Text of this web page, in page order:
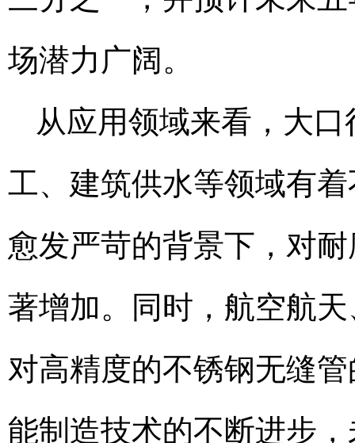
场潜力广阔。
从应用领域来看，大
工、建筑供水等领域有
愈发严苛的背景下，对
著增加。同时，航空航
对高精度的不锈钢无缝
能制造技术的不断进步